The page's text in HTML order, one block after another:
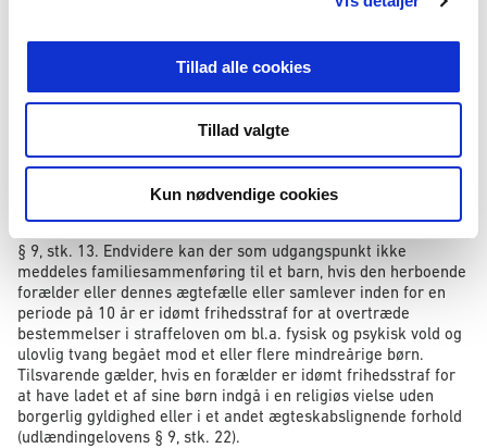
Tillad alle cookies
Tillad valgte
Kun nødvendige cookies
øvrigt nærmere beslægtede, anses det som udgangspunkt for
etableret efter begge parters eget ønske (§ 9, stk. 11, 2. pkt.). I
sådanne tilfælde vil der således være en formodning for, at
ægteskabet eller samlivsforholdet ikke er indgået eller
etableret efter begge parters eget ønske.
meddeles, hvis den herboende person inden for en periode på
10 år er idømt frihedsstraf for at overtræde bestemmelser i
straffeloven om bl.a. fysisk og psykisk vold og ulovlig tvang
§ 9, stk. 13. Endvidere kan der som udgangspunkt ikke
meddeles familiesammenføring til et barn, hvis den herboende
forælder eller dennes ægtefælle eller samlever inden for en
periode på 10 år er idømt frihedsstraf for at overtræde
bestemmelser i straffeloven om bl.a. fysisk og psykisk vold og
ulovlig tvang begået mod et eller flere mindreårige børn.
Tilsvarende gælder, hvis en forælder er idømt frihedsstraf for
at have ladet et af sine børn indgå i en religiøs vielse uden
borgerlig gyldighed eller i et andet ægteskabslignende forhold
(udlændingelovens § 9, stk. 22).